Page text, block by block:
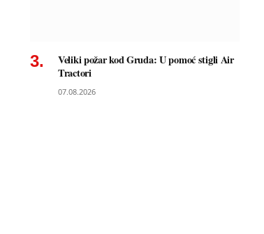
Veliki požar kod Gruda: U pomoć stigli Air
Tractori
07.08.2026